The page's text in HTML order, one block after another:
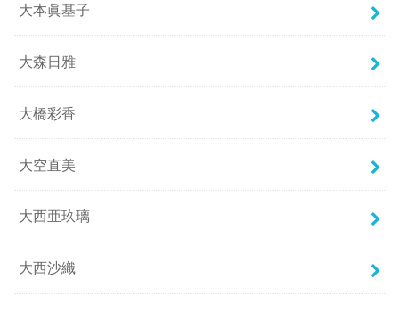
大本眞基子
大森日雅
大橋彩香
大空直美
大西亜玖璃
大西沙織